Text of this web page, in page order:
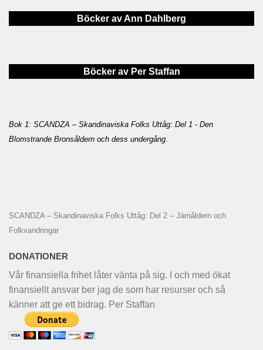
Böcker av Ann Dahlberg
Böcker av Per Staffan
Bok 1: SCANDZA – Skandinaviska Folks Uttåg: Del 1 - Den
Blomstrande Bronsåldern och dess undergång.
SCANDZA – Skandinaviska Folks Uttåg: Del 2 – Järnåldern och
Folkvandringar
DONATIONER
Vår finansiella frihet låter vänta på sig. I och med ökat
finansiellt ansvar ber jag de som har resurser och så
känner att ge ett bidrag. Per Staffan